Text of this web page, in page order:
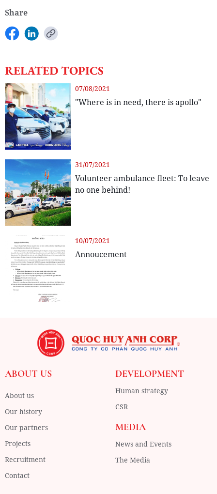
Share
RELATED TOPICS
07/08/2021
"Where is in need, there is apollo"
31/07/2021
Volunteer ambulance fleet: To leave
no one behind!
10/07/2021
Annoucement
ABOUT US
About us
Our history
Our partners
Projects
Recruitment
Contact
DEVELOPMENT
Human strategy
CSR
MEDIA
News and Events
The Media